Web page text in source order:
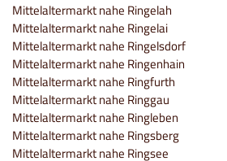
Mittelaltermarkt nahe Ringelah
Mittelaltermarkt nahe Ringelai
Mittelaltermarkt nahe Ringelsdorf
Mittelaltermarkt nahe Ringenhain
Mittelaltermarkt nahe Ringfurth
Mittelaltermarkt nahe Ringgau
Mittelaltermarkt nahe Ringleben
Mittelaltermarkt nahe Ringsberg
Mittelaltermarkt nahe Ringsee